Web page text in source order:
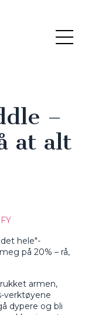
–
at alt
hele"-
på 20% – rå,
armen,
verktøyene
dypere og bli